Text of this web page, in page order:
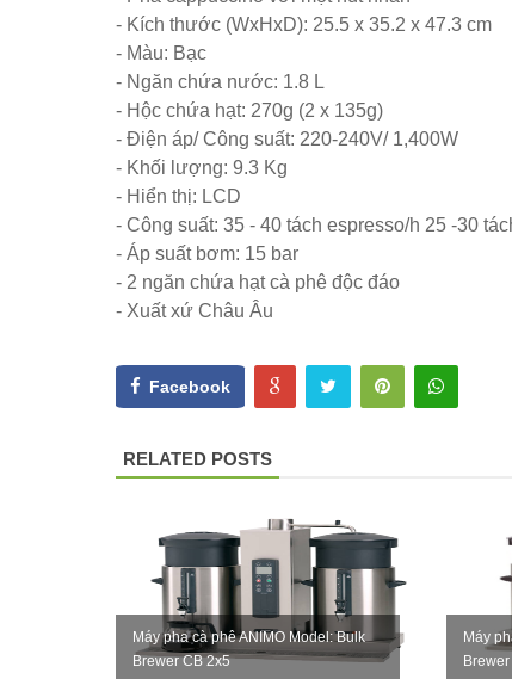
- Kích thước (WxHxD): 25.5 x 35.2 x 47.3 cm
- Màu: Bạc
- Ngăn chứa nước: 1.8 L
- Hộc chứa hạt: 270g (2 x 135g)
- Điện áp/ Công suất: 220-240V/ 1,400W
- Khối lượng: 9.3 Kg
- Hiển thị: LCD
- Công suất: 35 - 40 tách espresso/h 25 -30
- Áp suất bơm: 15 bar
- 2 ngăn chứa hạt cà phê độc đáo
- Xuất xứ Châu Âu
Facebook
RELATED POSTS
Máy pha cà phê ANIMO Model: Bulk
Brewer CB 2x5
Máy